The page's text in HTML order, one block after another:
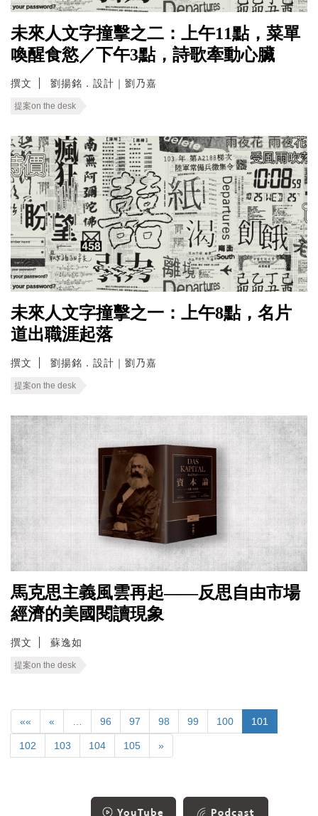
未來人文字撞擊之二：上午11點，菜單
喚醒食慾／下午3點，詩歌牽動心臟
撰文 劉揚銘．設計｜劉乃嘉
提案on the desk
未來人文字撞擊之一：上午8點，名片
道出職涯起落
撰文 劉揚銘．設計｜劉乃嘉
提案on the desk
馬克思主義風雲再起——反思自由市場
經濟的美國閱讀現象
撰文 蘇逸如
提案on the desk
«« « 96 97 98 99 100 101
102 103 104 105 »